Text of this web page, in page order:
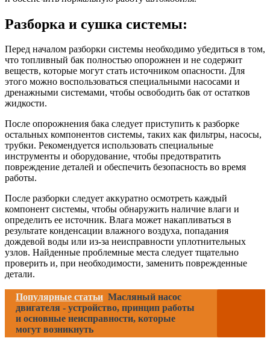
Разборка и сушка системы:
Перед началом разборки системы необходимо убедиться в том,
что топливный бак полностью опорожнен и не содержит
веществ, которые могут стать источником опасности. Для
этого можно воспользоваться специальными насосами и
дренажными системами, чтобы освободить бак от остатков
жидкости.
После опорожнения бака следует приступить к разборке
остальных компонентов системы, таких как фильтры, насосы,
трубки. Рекомендуется использовать специальные
инструменты и оборудование, чтобы предотвратить
повреждение деталей и обеспечить безопасность во время
работы.
После разборки следует аккуратно осмотреть каждый
компонент системы, чтобы обнаружить наличие влаги и
определить ее источник. Влага может накапливаться в
результате конденсации влажного воздуха, попадания
дождевой воды или из-за неисправности уплотнительных
узлов. Найденные проблемные места следует тщательно
проверить и, при необходимости, заменить поврежденные
детали.
Популярные статьи Масляный насос
двигателя - устройство, принцип работы
и основные неисправности, которые
могут возникнуть